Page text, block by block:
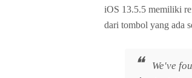
iOS 13.5.5 memiliki
dari tombol yang ada
We've